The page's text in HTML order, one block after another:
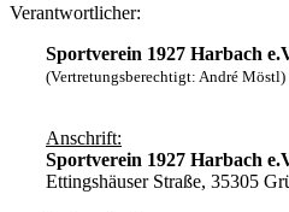
Verantwortlicher:
Sportverein 1927 Harbach
(Vertretungsberechtigt: André Möstl)
Anschrift:
Sportverein 1927 Harbach
Ettingshäuser Straße, 35305